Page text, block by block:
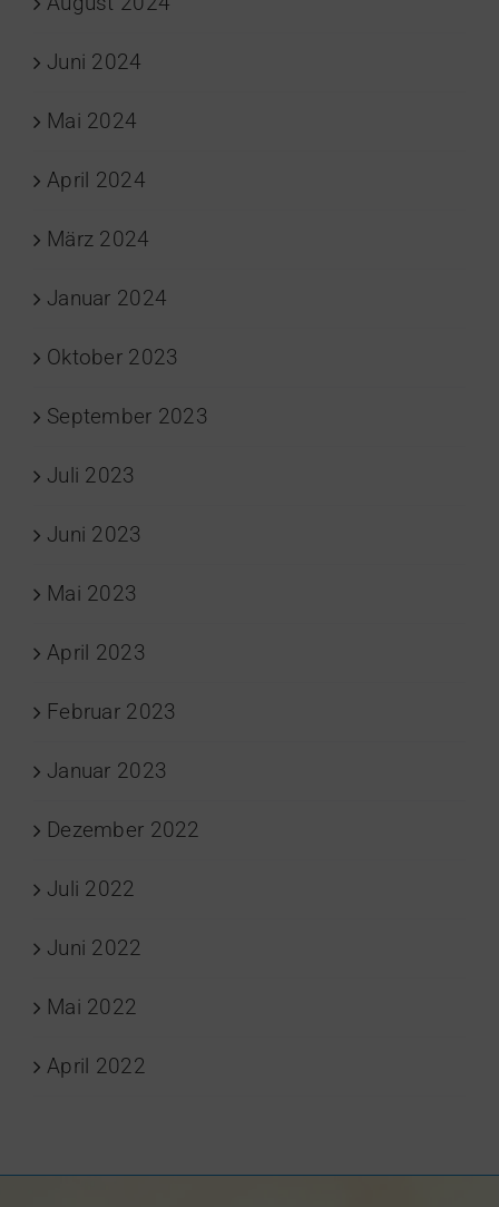
Juni 2024
Mai 2024
April 2024
März 2024
Januar 2024
Oktober 2023
September 2023
Juli 2023
Juni 2023
Mai 2023
April 2023
Februar 2023
Januar 2023
Dezember 2022
Juli 2022
Juni 2022
Mai 2022
April 2022